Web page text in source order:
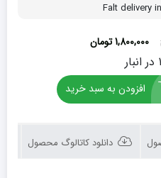
Falt delivery
قیمت
اصلی:
بود.
1,800,000تومان
افزودن به سبد خرید
دانلود کاتالوگ محصول